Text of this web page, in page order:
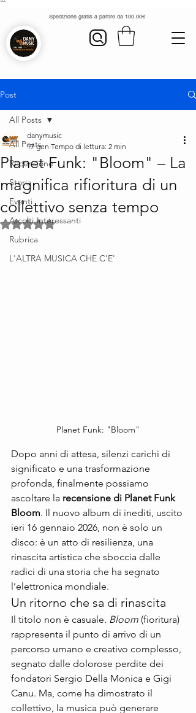
```
Spedizione gratis a partire da 100.00€
Post
All Posts
Recensione
Storia
Eventi
Ascolti Interessanti
Rubrica
L'ALTRA MUSICA CHE C'E'
All Posts
Planet Funk: "Bloom" – La
magnifica rifioritura di un
collettivo senza tempo
danymusic
17 gen Tempo di lettura: 2 min
Valutazione NaN stelle su 5.
Planet Funk: "Bloom"
Dopo anni di attesa, silenzi carichi di
significato e una trasformazione
profonda, finalmente possiamo
ascoltare la recensione di Planet Funk
Bloom. Il nuovo album di inediti, uscito
ieri 16 gennaio 2026, non è solo un
disco: è un atto di resilienza, una
rinascita artistica che sboccia dalle
radici di una storia che ha segnato
l’elettronica mondiale.
Un ritorno che sa di rinascita
Il titolo non è casuale. Bloom (fioritura)
rappresenta il punto di arrivo di un
percorso umano e creativo complesso,
segnato dalle dolorose perdite dei
fondatori Sergio Della Monica e Gigi
Canu. Ma, come ha dimostrato il
collettivo, la musica può generare